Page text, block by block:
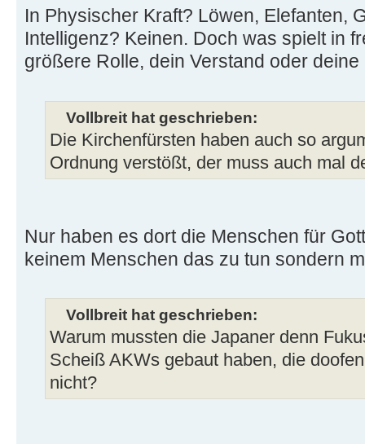
In Physischer Kraft? Löwen, Elefanten,
Intelligenz? Keinen. Doch was spielt in
größere Rolle, dein Verstand oder deine
Vollbreit hat geschrieben:
Die Kirchenfürsten haben auch so
Ordnung verstößt, der muss auch mal
Nur haben es dort die Menschen für
keinem Menschen das zu tun sondern
Vollbreit hat geschrieben:
Warum mussten die Japaner denn
Scheiß AKWs gebaut haben, die
nicht?